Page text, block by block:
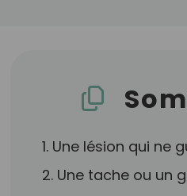
1. Une lésion qui ne
2. Une tache ou un